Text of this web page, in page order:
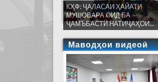
КҲФ: ҶАЛАСАИ ҲАЙАТИ
МУШОВАРА ОИД БА
ҶАМЪБАСТИ НАТИҶАҲОИ...
Маводҳои видеоӣ